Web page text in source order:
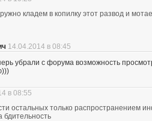
кладем в копилку этот развод и
14.04.2014 в 08:45
убрали с форума возможность
в 08:55
остальных только распространением
бдительность